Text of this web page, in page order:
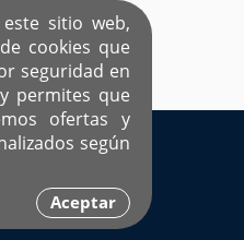
sitio web,
cookies que
seguridad en
permites que
ofertas y
según
Aceptar
A SOLTEROS
TÚ
aquí